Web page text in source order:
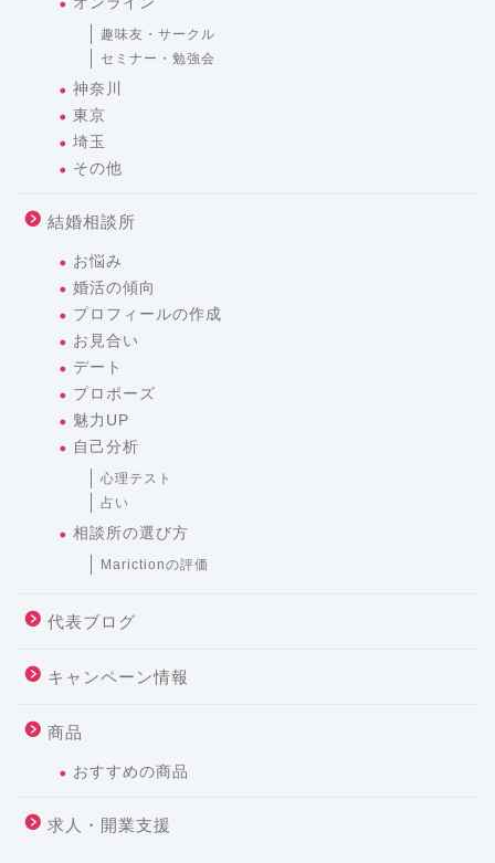
趣味友・サークル
セミナー・勉強会
神奈川
東京
埼玉
その他
結婚相談所
お悩み
婚活の傾向
プロフィールの作成
お見合い
デート
プロポーズ
魅力UP
自己分析
心理テスト
占い
相談所の選び方
Marictionの評価
代表ブログ
キャンペーン情報
商品
おすすめの商品
求人・開業支援